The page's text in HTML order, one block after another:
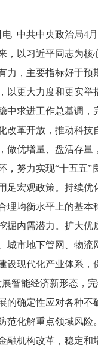
电 中共中央政治局4
，以习近平同志为
力，主要指标好于
以更大力度和更实举
中求进工作总基调
改革开放，推动科
做优增量、盘活存
，努力实现“十五五”
足宏观政策。持续
理均衡水平上的基
掘内需潜力。扩大
城市地下管网、物
设现代化产业体系
智能经济新形态，
的确定性应对各种不
范化解重点领域风
融机构改革，稳定和